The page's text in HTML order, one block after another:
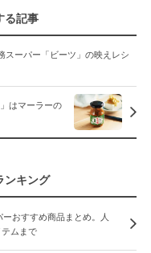
る記事
スーパー「ビーツ」の映えレシ
はマーラーの
ンキング
ーおすすめ商品まとめ。人
ムまで